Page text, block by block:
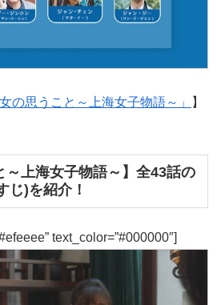
の思うこと～上海女子物語～」
】
～上海女子物語～】全43話の
じ)を紹介！
text_color=”#000000″]